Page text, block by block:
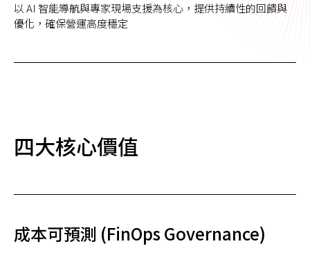
以 AI 智能導航與專家現場支援為核心，提供持續性的回饋與
優化，確保營運高度穩定
四大核心價值
成本可預測 (FinOps Governance)